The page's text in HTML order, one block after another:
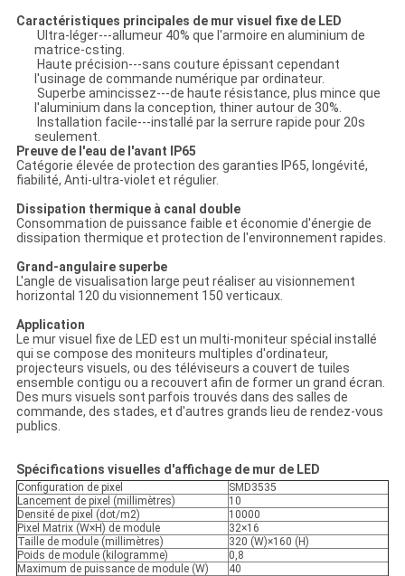
Caractéristiques principales de mur visuel fixe de LED
Ultra-léger---allumeur 40% que l'armoire en aluminium de
matrice-csting.
Haute précision---sans couture épissant cependant
l'usinage de commande numérique par ordinateur.
Superbe amincissez---de haute résistance, plus mince que
l'aluminium dans la conception, thiner autour de 30%.
Installation facile---installé par la serrure rapide pour 20s
seulement.
Preuve de l'eau de l'avant IP65
Catégorie élevée de protection des garanties IP65, longévité,
fiabilité, Anti-ultra-violet et régulier.
Dissipation thermique à canal double
Consommation de puissance faible et économie d'énergie de
dissipation thermique et protection de l'environnement rapides.
Grand-angulaire superbe
L'angle de visualisation large peut réaliser au visionnement
horizontal 120 du visionnement 150 verticaux.
Application
Le mur visuel fixe de LED est un multi-moniteur spécial installé
qui se compose des moniteurs multiples d'ordinateur,
projecteurs visuels, ou des téléviseurs a couvert de tuiles
ensemble contigu ou a recouvert afin de former un grand écran.
Des murs visuels sont parfois trouvés dans des salles de
commande, des stades, et d'autres grands lieu de rendez-vous
publics.
Spécifications visuelles d'affichage de mur de LED
Configuration de pixel
SMD3535
Lancement de pixel (millimètres)
10
Densité de pixel (dot/m2)
10000
Pixel Matrix (W×H) de module
32×16
Taille de module (millimètres)
320 (W)×160 (H)
Poids de module (kilogramme)
0,8
Maximum de puissance de module (W)
40